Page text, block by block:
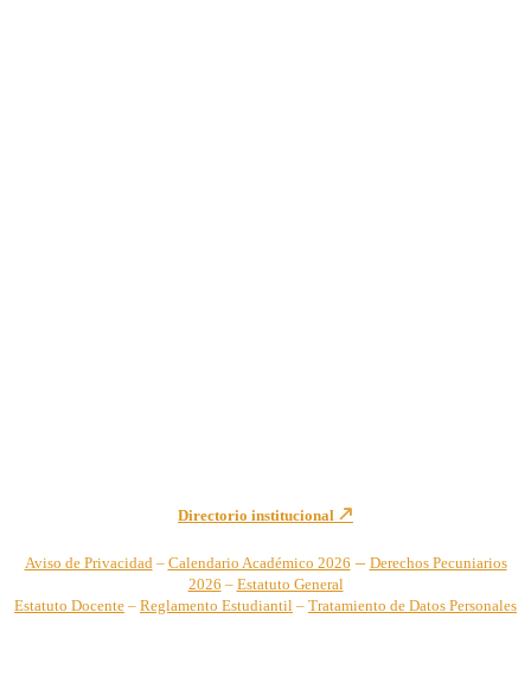
Directorio institucional
Aviso de Privacidad – Calendario Académico 2026 – Derechos Pecuniarios
2026 – Estatuto General
Estatuto Docente – Reglamento Estudiantil – Tratamiento de Datos Personales